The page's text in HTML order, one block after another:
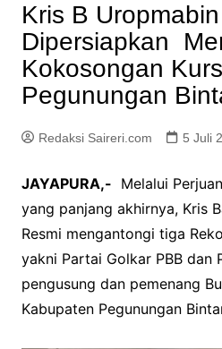
Kris B Uropmabin
Dipersiapkan
Kokosongan
Pegunungan
Redaksi Saireri.com 5 Juli
JAYAPURA,- Melalui
yang panjang akhirnya, Kris
Resmi mengantongi tiga
yakni Partai Golkar PBB dan
pengusung dan pemenang
Kabupaten Pegunungan